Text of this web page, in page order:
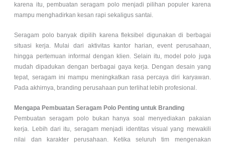
karena itu, pembuatan seragam polo menjadi pilihan populer karena
mampu menghadirkan kesan rapi sekaligus santai.
Seragam polo banyak dipilih karena fleksibel digunakan di berbagai
situasi kerja. Mulai dari aktivitas kantor harian, event perusahaan,
hingga pertemuan informal dengan klien. Selain itu, model polo juga
mudah dipadukan dengan berbagai gaya kerja. Dengan desain yang
tepat, seragam ini mampu meningkatkan rasa percaya diri karyawan.
Pada akhirnya, branding perusahaan pun terlihat lebih profesional.
Mengapa Pembuatan Seragam Polo Penting untuk Branding
Pembuatan seragam polo bukan hanya soal menyediakan pakaian
kerja. Lebih dari itu, seragam menjadi identitas visual yang mewakili
nilai dan karakter perusahaan. Ketika seluruh tim mengenakan